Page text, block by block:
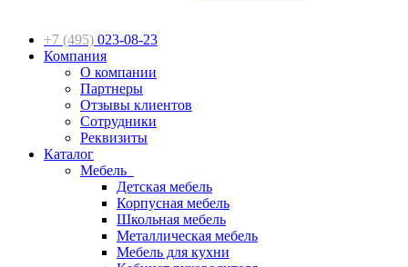
+7 (495) 023-08-23
Компания
О компании
Партнеры
Отзывы клиентов
Сотрудники
Реквизиты
Каталог
Мебель
Детская мебель
Корпусная мебель
Школьная мебель
Металлическая мебель
Мебель для кухни